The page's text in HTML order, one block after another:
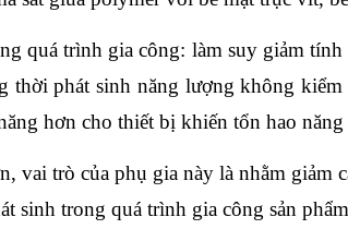
quá trình gia công: làm suy giảm
phát sinh năng lượng không
hơn cho thiết bị khiến tổn hao
vai trò của phụ gia này là nhằm giảm
sinh trong quá trình gia công sản